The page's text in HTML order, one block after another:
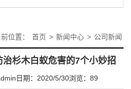
位置： 首页 > 新闻中心 > 公司新闻
杉木白蚁危害的7个小妙招
日期：2020/5/30浏览： 89